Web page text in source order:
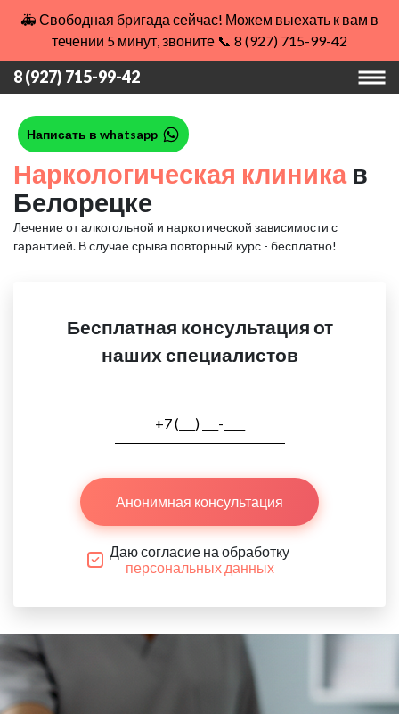
🚑 Свободная бригада сейчас! Можем выехать к вам в
течении 5 минут, звоните 📞 8 (927) 715-99-42
8 (927) 715-99-42
Написать в whatsapp
Наркологическая клиникав
Белорецке
Лечение от алкогольной и наркотической зависимости с
гарантией. В случае срыва повторный курс - бесплатно!
Бесплатная консультация от
наших специалистов
Анонимная консультация
Даю согласие на обработку
персональных данных